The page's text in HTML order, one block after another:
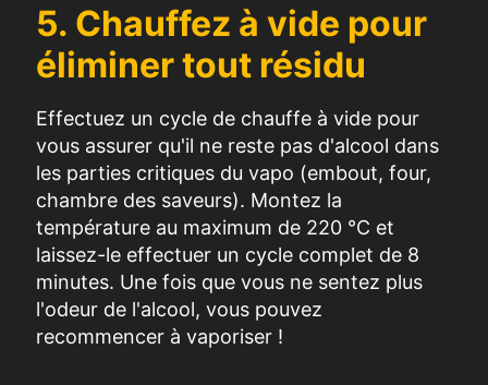
5. Chauffez à vide pour
éliminer tout résidu
Effectuez un cycle de chauffe à vide pour
vous assurer qu'il ne reste pas d'alcool dans
les parties critiques du vapo (embout, four,
chambre des saveurs). Montez la
température au maximum de 220 °C et
laissez-le effectuer un cycle complet de 8
minutes. Une fois que vous ne sentez plus
l'odeur de l'alcool, vous pouvez
recommencer à vaporiser !